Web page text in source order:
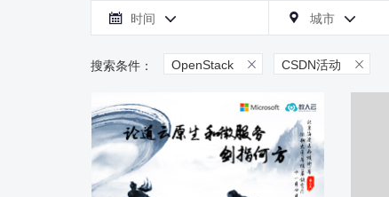
 时间   城市 
OpenStack  CSDN活动 